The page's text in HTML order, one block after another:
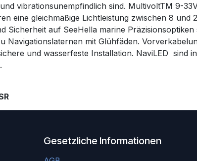
vibrationsunempfindlich sind. MultivoltTM 9-
eine gleichmäßige Lichtleistung zwischen 8
Sicherheit auf SeeHella marine
Navigationslaternen mit Glühfäden.
und wasserfeste Installation. NaviLED sind
Gesetzliche Informationen